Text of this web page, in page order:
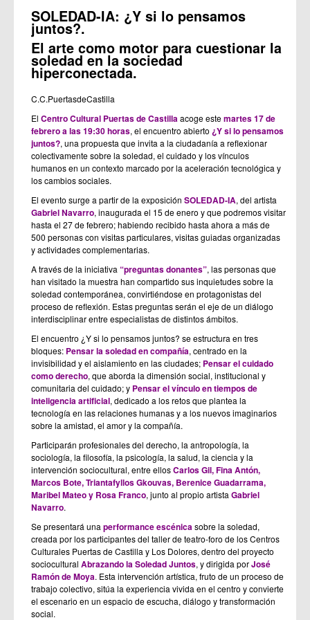
SOLEDAD-IA: ¿Y si lo pensamos
juntos?.
El arte como motor para cuestionar la
soledad en la sociedad
hiperconectada.
C.C.PuertasdeCastilla
El Centro Cultural Puertas de Castillaacoge estemartes 17 de
febrero a las 19:30 horas, el encuentro abierto ¿Y si lo pensamos
juntos?, una propuesta que invita a la ciudadanía a reflexionar
colectivamente sobre la soledad, el cuidado y los vínculos
humanos en un contexto marcado por la aceleración tecnológica y
los cambios sociales.
El evento surge a partir de la exposición SOLEDAD-IA, del artista
Gabriel Navarro, inaugurada el 15 de enero y que podremos visitar
hasta el 27 de febrero; habiendo recibido hasta ahora a más de
500 personas con visitas particulares, visitas guiadas organizadas
y actividades complementarias.
A través de la iniciativa “preguntas donantes”, las personas que
han visitado la muestra han compartido sus inquietudes sobre la
soledad contemporánea, convirtiéndose en protagonistas del
proceso de reflexión. Estas preguntas serán el eje de un diálogo
interdisciplinar entre especialistas de distintos ámbitos.
El encuentro ¿Y si lo pensamos juntos? se estructura en tres
bloques: Pensar la soledad en compañía, centrado en la
invisibilidad y el aislamiento en las ciudades; Pensar el cuidado
como derecho, que aborda la dimensión social, institucional y
comunitaria del cuidado; y Pensar el vínculo en tiempos de
inteligencia artificial, dedicado a los retos que plantea la
tecnología en las relaciones humanas y a los nuevos imaginarios
sobre la amistad, el amor y la compañía.
Participarán profesionales del derecho, la antropología, la
sociología, la filosofía, la psicología, la salud, la ciencia y la
intervención sociocultural, entre ellosCarlos Gil, Fina Antón,
Marcos Bote, Triantafyllos Gkouvas, Berenice Guadarrama,
Maribel Mateo y Rosa Franco, junto al propio artista Gabriel
Navarro.
Se presentará una performance escénicasobre la soledad,
creada por los participantes del taller de teatro-foro de los Centros
Culturales Puertas de Castilla y Los Dolores, dentro del proyecto
sociocultural Abrazando la Soledad Juntos, y dirigida porJosé
Ramón de Moya. Esta intervención artística, fruto de un proceso de
trabajo colectivo, sitúa la experiencia vivida en el centro y convierte
el escenario en un espacio de escucha, diálogo y transformación
social.